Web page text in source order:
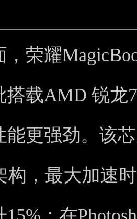
，荣耀
搭载AMD 锐龙
能更强劲。该
构，最大加速